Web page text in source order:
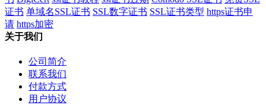
证书 单域名SSL证书 SSL数字证书 SSL证书类型 https证书申
请 https加密
关于我们
公司简介
联系我们
付款方式
用户协议